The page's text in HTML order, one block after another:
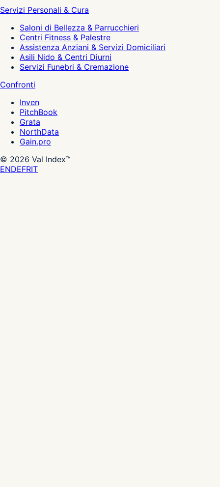
Servizi Personali & Cura
Saloni di Bellezza & Parrucchieri
Centri Fitness & Palestre
Assistenza Anziani & Servizi Domiciliari
Asili Nido & Centri Diurni
Servizi Funebri & Cremazione
Confronti
Inven
PitchBook
Grata
NorthData
Gain.pro
© 2026 Val Index™
ENDEFRIT